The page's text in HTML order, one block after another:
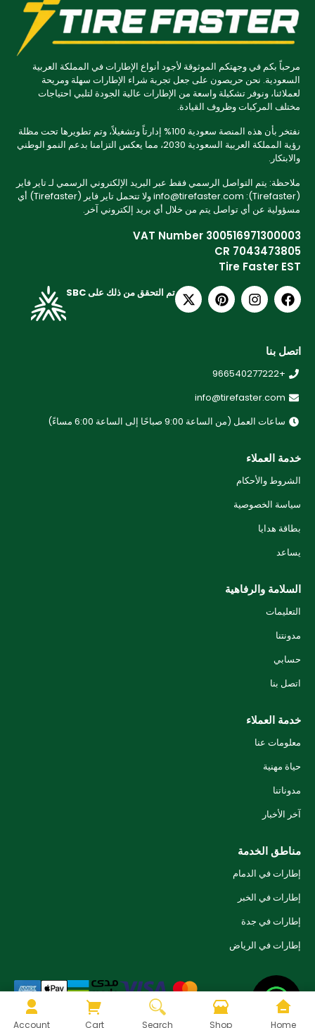
مرحباً بكم في وجهتكم الموثوقة لأجود أنواع الإطارات في المملكة العربية
السعودية. نحن حريصون على جعل تجربة شراء الإطارات سهلة ومريحة
لعملائنا، ونوفر تشكيلة واسعة من الإطارات عالية الجودة لتلبي احتياجات
مختلف المركبات وظروف القيادة.
نفتخر بأن هذه المنصة سعودية 100% إدارتاً وتشغيلاً، وتم تطويرها تحت مظلة
رؤية المملكة العربية السعودية 2030، مما يعكس التزامنا بدعم النمو الوطني
والابتكار.
ملاحظة: يتم التواصل الرسمي فقط عبر البريد الإلكتروني الرسمي لـ تاير فاير
(Tirefaster): info@tirefaster.com ولا تتحمل تاير فاير (Tirefaster) أي
مسؤولية عن أي تواصل يتم من خلال أي بريد إلكتروني آخر.
VAT Number 300516971300003
CR 7043473805
Tire Faster EST
تم التحقق من ذلك على SBC
اتصل بنا
+966540277222
info@tirefaster.com
ساعات العمل (من الساعة 9:00 صباحًا إلى الساعة 6:00 مساءً)
خدمة العملاء
الشروط والأحكام
سياسة الخصوصية
بطاقة هدايا
يساعد
السلامة والرفاهية
التعليمات
مدونتنا
حسابي
اتصل بنا
خدمة العملاء
معلومات عنا
حياة مهنية
مدوناتنا
آخر الأخبار
مناطق الخدمة
إطارات في الدمام
إطارات في الخبر
إطارات في جدة
إطارات في الرياض
Home
Shop
Search
Cart
Account